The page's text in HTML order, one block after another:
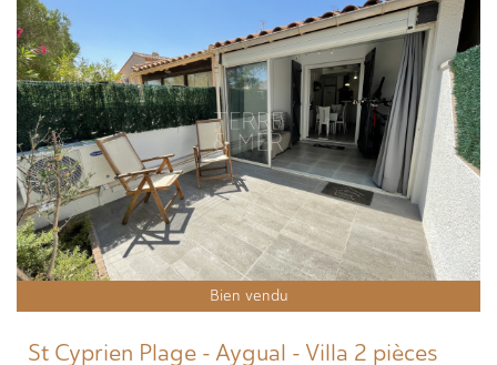
Bien vendu
St Cyprien Plage - Aygual - Villa 2 pièces